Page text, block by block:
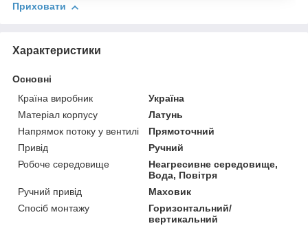
Приховати
Характеристики
Основні
Країна виробник
Україна
Матеріал корпусу
Латунь
Напрямок потоку у вентилі
Прямоточний
Привід
Ручний
Робоче середовище
Неагресивне середовище,
Вода, Повітря
Ручний привід
Маховик
Спосіб монтажу
Горизонтальний/
вертикальний